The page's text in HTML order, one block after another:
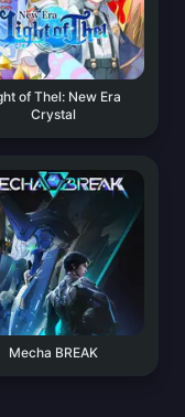
of Thel: New Era
Crystal
Mecha BREAK